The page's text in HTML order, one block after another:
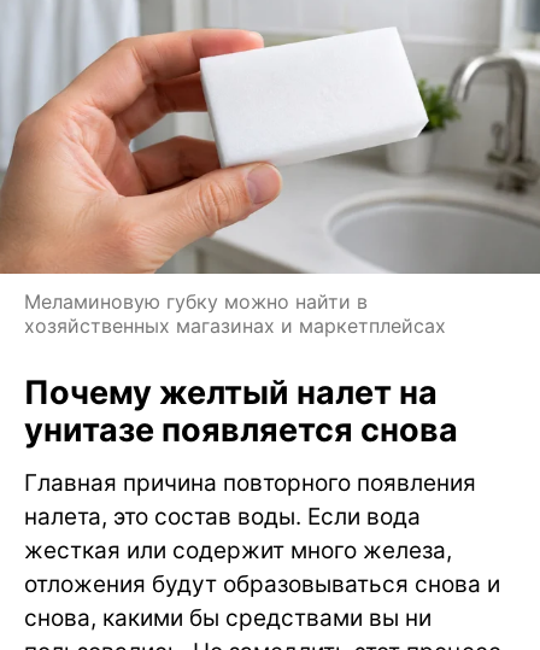
Меламиновую губку можно найти в
хозяйственных магазинах и маркетплейсах
Почему желтый налет на
унитазе появляется снова
Главная причина повторного появления
налета, это состав воды. Если вода
жесткая или содержит много железа,
отложения будут образовываться снова и
снова, какими бы средствами вы ни